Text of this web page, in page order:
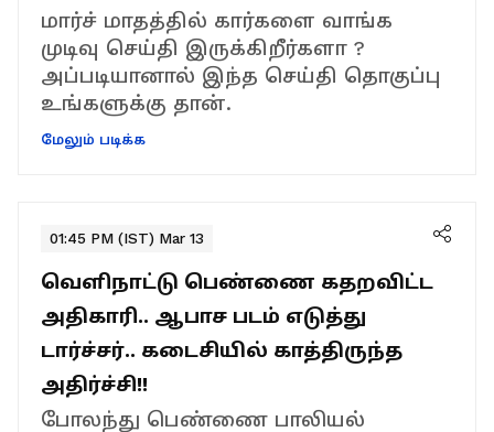
மார்ச் மாதத்தில் கார்களை வாங்க
முடிவு செய்தி இருக்கிறீர்களா ?
அப்படியானால் இந்த செய்தி தொகுப்பு
உங்களுக்கு தான்.
மேலும் படிக்க
01:45 PM (IST) Mar 13
வெளிநாட்டு பெண்ணை கதறவிட்ட
அதிகாரி.. ஆபாச படம் எடுத்து
டார்ச்சர்.. கடைசியில் காத்திருந்த
அதிர்ச்சி!!
போலந்து பெண்ணை பாலியல்